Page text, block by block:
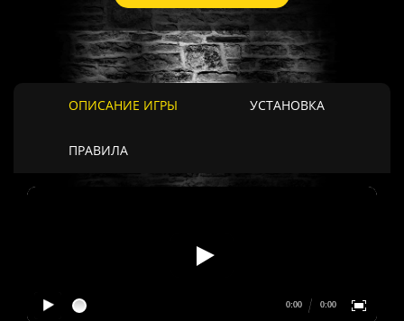
ОПИСАНИЕ ИГРЫ УСТАНОВКА
ПРАВИЛА